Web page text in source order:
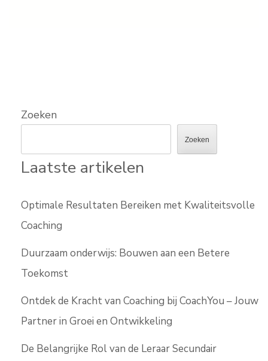
Zoeken
Zoeken
Laatste artikelen
Optimale Resultaten Bereiken met Kwaliteitsvolle
Coaching
Duurzaam onderwijs: Bouwen aan een Betere
Toekomst
Ontdek de Kracht van Coaching bij CoachYou – Jouw
Partner in Groei en Ontwikkeling
De Belangrijke Rol van de Leraar Secundair